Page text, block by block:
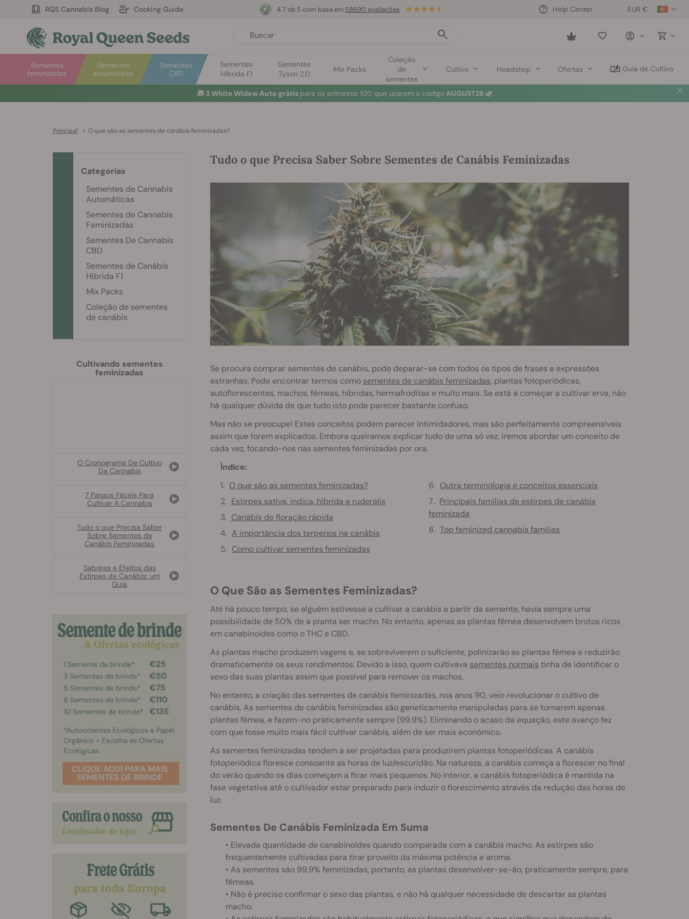
RQS Cannabis Blog Cooking Guide EUR €
Help Center
Saved
Sementes
automáticas
Sementes
feminizadas
Sementes
CBD
Sementes
Híbrida F1
Sementes
Tyson 2.0
Mix Packs
Coleção
de
sementes
Cultivo Headshop Ofertas Guia de Cultivo
4.7 de 5 com base em 58690 avaliações
🎁 3 White Widow Auto grátis para os primeiros 100 que usarem o códigoAUGUST26 🌿
Principal > O que são as sementes de canábis feminizadas?
Tudo o que Precisa Saber Sobre Sementes de Canábis Feminizadas
Se procura comprar sementes de canábis, pode deparar-se com todos os tipos de frases e expressões
estranhas. Pode encontrar termos como sementes de canábis feminizadas, plantas fotoperiódicas,
autoflorescentes, machos, fêmeas, híbridas, hermafroditas e muito mais. Se está a começar a cultivar erva, não
há qualquer dúvida de que tudo isto pode parecer bastante confuso.
Mas não se preocupe! Estes conceitos podem parecer intimidadores, mas são perfeitamente compreensíveis
assim que forem explicados. Embora queiramos explicar tudo de uma só vez, iremos abordar um conceito de
cada vez, focando-nos nas sementes feminizadas por ora.
Índice:
O que são as sementes feminizadas?
Estirpes sativa, indica, híbrida e ruderalis
Canábis de floração rápida
A importância dos terpenos na canábis
Como cultivar sementes feminizadas
Outra terminologia e conceitos essenciais
Principais famílias de estirpes de canábis
feminizada
Top feminized cannabis families
O Que São as Sementes Feminizadas?
Até há pouco tempo, se alguém estivesse a cultivar a canábis a partir da semente, havia sempre uma
possibilidade de 50% de a planta ser macho. No entanto, apenas as plantas fêmea desenvolvem brotos ricos
em canabinoides como o THC e CBD.
As plantas macho produzem vagens e, se sobreviverem o suficiente, polinizarão as plantas fêmea e reduzirão
dramaticamente os seus rendimentos. Devido a isso, quem cultivava sementes normais tinha de identificar o
sexo das suas plantas assim que possível para remover os machos.
No entanto, a criação das sementes de canábis feminizadas, nos anos 90, veio revolucionar o cultivo de
canábis. As sementes de canábis feminizadas são geneticamente manipuladas para se tornarem apenas
plantas fêmea, e fazem-no praticamente sempre (99,9%). Eliminando o acaso da equação, este avanço fez
com que fosse muito mais fácil cultivar canábis, além de ser mais económico.
As sementes feminizadas tendem a ser projetadas para produzirem plantas fotoperiódicas. A canábis
fotoperiódica floresce consoante as horas de luz/escuridão. Na natureza, a canábis começa a florescer no final
do verão quando os dias começam a ficar mais pequenos. No interior, a canábis fotoperiódica é mantida na
fase vegetativa até o cultivador estar preparado para induzir o florescimento através da redução das horas de
luz.
Sementes De Canábis Feminizada Em Suma
• Elevada quantidade de canabinoides quando comparada com a canábis macho. As estirpes são
frequentemente cultivadas para tirar proveito da máxima potência e aroma.
• As sementes são 99,9% feminizadas, portanto, as plantas desenvolver-se-ão, praticamente sempre, para
fêmeas.
• Não é preciso confirmar o sexo das plantas, e não há qualquer necessidade de descartar as plantas
macho.
Categorias
Sementes de Cannabis
Automáticas
Sementes de Cannabis
Feminizadas
Sementes De Cannabis
CBD
Sementes de Canábis
Híbrida F1
Mix Packs
Coleção de sementes
de canábis
Cultivando sementes
feminizadas
O Cronograma De Cultivo
Da Cannabis
7 Passos Fáceis Para
Cultivar A Cannabis
Tudo o que Precisa Saber
Sobre Sementes de
Canábis Feminizadas
Sabores e Efeitos das
Estirpes de Canábis: um
Guia